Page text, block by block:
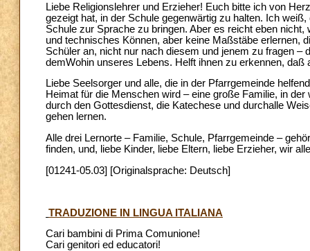
Liebe Religionslehrer und Erzieher! Euch bitte ich von
gezeigt hat, in der Schule gegenwärtig zu halten. Ich
Schule zur Sprache zu bringen. Aber es reicht eben
und technisches Können, aber keine Maßstäbe erlernen,
Schüler an, nicht nur nach diesem und jenem zu fragen
demWohin unseres Lebens. Helft ihnen zu erkennen,
Liebe Seelsorger und alle, die in der Pfarrgemeinde
Heimat für die Menschen wird – eine große Familie, in
durch den Gottesdienst, die Katechese und durchalle
gehen lernen.
Alle drei Lernorte – Familie, Schule, Pfarrgemeinde –
finden, und, liebe Kinder, liebe Eltern, liebe Erzieher, wir
[01241-05.03] [Originalsprache: Deutsch]
TRADUZIONE IN LINGUA ITALIANA
Cari bambini di Prima Comunione!
Cari genitori ed educatori!